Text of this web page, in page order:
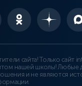
сайта! Только сайт
нашей школы! Любые
и не являются